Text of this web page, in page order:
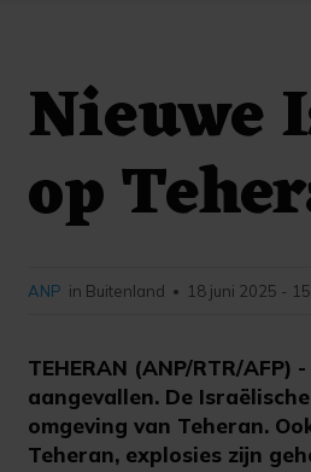
Nieuwe
op
TEHERAN (ANP/RTR/
aangevallen. De
omgeving van Teheran.
Teheran, explosies zijn
ANP in Buitenland • 18 juni 2025 -